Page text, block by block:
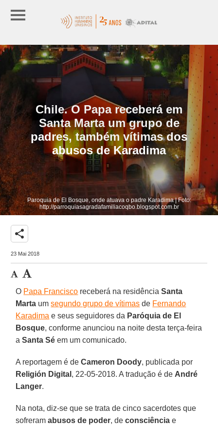
Chile. O Papa receberá em
Santa Marta um grupo de
padres, também vítimas dos
abusos de Karadima
Paroquia de El Bosque, onde atuava o padre Karadima | Foto:
http://parroquiasagradafamiliacoqbo.blogspot.com.br
share
23 Mai 2018
O Papa Francisco receberá na residênciaSanta
Marta umsegundo grupo de vítimas de Fernando
Karadima e seus seguidores da Paróquia de El
Bosque, conforme anunciou na noite desta terça-feira
aSanta Sé em um comunicado.
A reportagem é deCameron Doody, publicada por
Religión Digital , 22-05-2018. A tradução é de André
Langer.
Na nota, diz-se que se trata de cinco sacerdotes que
sofreram abusos de poder, deconsciênciae